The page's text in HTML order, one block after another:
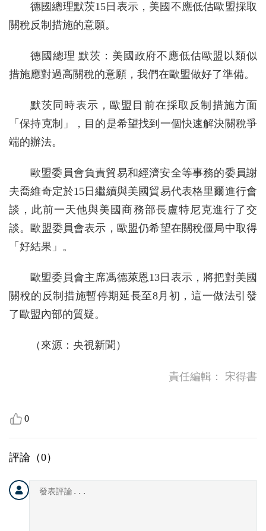
德國總理默茨15日表示，美國不應低估歐盟採取
關稅反制措施的意願。
德國總理 默茨：美國政府不應低估歐盟以類似
措施應對過高關稅的意願，我們在歐盟做好了準備。
默茨同時表示，歐盟目前在採取反制措施方面
「保持克制」，目的是希望找到一個快速解決關稅爭
端的辦法。
歐盟委員會負責貿易和經濟安全等事務的委員謝
夫喬維奇定於15日繼續與美國貿易代表格里爾進行會
談，此前一天他與美國商務部長盧特尼克進行了交
談。歐盟委員會表示，歐盟仍希望在關稅僵局中取得
「好結果」。
歐盟委員會主席馮德萊恩13日表示，將把對美國
關稅的反制措施暫停期延長至8月初，這一做法引發
了歐盟內部的質疑。
（來源：央視新聞）
責任編輯： 宋得書
0
評論（0）